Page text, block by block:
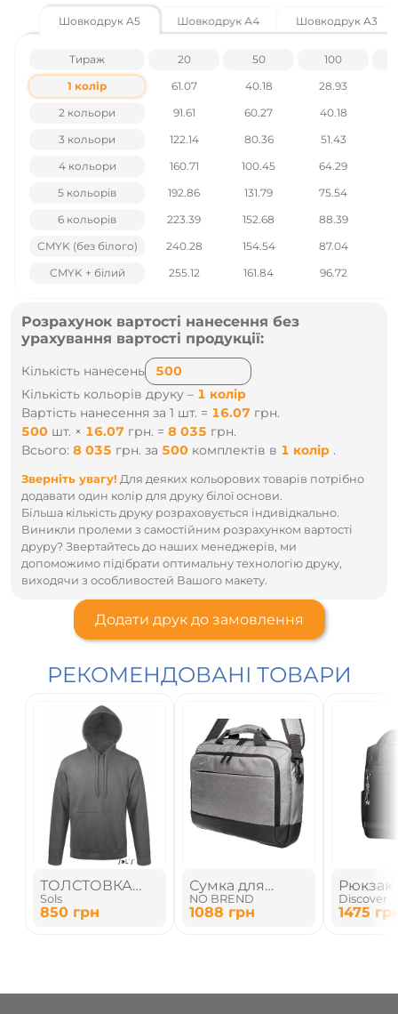
ДТФ-друк
Вишивка та інші.
Детальніше про друк на футболках-поло
Характеристики товару:
Категорія - Поло
Щільність - 170 г/м²
Матеріал - 100% бавовна
Стать - Унісекс
Індивідуальна упаковка - ні
Маленька упаковка - 5
Велика упаковка - 50
Ціни вказані без урахування ПДВ.
Наявність і ціни уточнюйте у наших менеджерів по тел
Шовкодрук A5 Шовкодрук A4 Шовкодрук A3
Тираж 20 50 100
1 колір
61.07 40.18 28.93
2 кольори
91.61 60.27 40.18
3 кольори
122.14 80.36 51.43
4 кольори
160.71 100.45 64.29
5 кольорів
192.86 131.79 75.54
6 кольорів
223.39 152.68 88.39
CMYK (без білого)
240.28 154.54 87.04
CMYK + білий
255.12 161.84 96.72
Розрахунок вартості нанесення без
урахування вартості продукції:
Кількість нанесень
Кількість кольорів друку – 1 колір
Вартість нанесення за 1 шт. = 16.07 грн.
500 шт. × 16.07 грн. = 8 035 грн.
Всього: 8 035 грн. за 500 комплектів в 1 колір .
Зверніть увагу! Для деяких кольорових товарів потрібно
додавати один колір для друку білої основи.
Більша кількість друку розраховується індивідкально.
Виникли пролеми з самостійним розрахунком вартості
друру? Звертайтесь до наших менеджерів, ми
допоможимо підібрати оптимальну технологію друку,
виходячи з особливостей Вашого макету.
Додати друк до замовлення
РЕКОМЕНДОВАНІ ТОВАРИ
ТОЛСТОВКА
УНІСЕКС
Sols
850 грн
Сумка для
ноутбука
NO BREND
1088 грн
Рюкзак
Discover
1475